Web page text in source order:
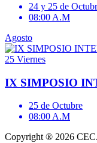
24 y 25 de
08:00 A.M
Agosto
25 Viernes
IX SIMPOSIO
25 de Octubre
08:00 A.M
Copyright ® 2026